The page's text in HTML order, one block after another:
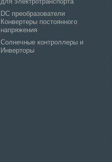
DC преобразователи
Конвертеры постоянного
напряжения
Солнечные контроллеры и
Инверторы